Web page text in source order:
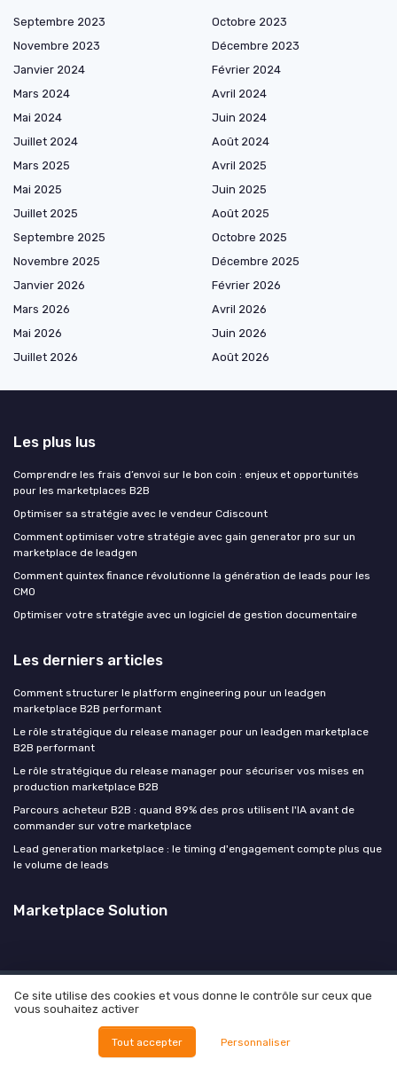
Septembre 2023
Octobre 2023
Novembre 2023
Décembre 2023
Janvier 2024
Février 2024
Mars 2024
Avril 2024
Mai 2024
Juin 2024
Juillet 2024
Août 2024
Mars 2025
Avril 2025
Mai 2025
Juin 2025
Juillet 2025
Août 2025
Septembre 2025
Octobre 2025
Novembre 2025
Décembre 2025
Janvier 2026
Février 2026
Mars 2026
Avril 2026
Mai 2026
Juin 2026
Juillet 2026
Août 2026
Les plus lus
Comprendre les frais d’envoi sur le bon coin : enjeux et opportunités
pour les marketplaces B2B
Optimiser sa stratégie avec le vendeur Cdiscount
Comment optimiser votre stratégie avec gain generator pro sur un
marketplace de leadgen
Comment quintex finance révolutionne la génération de leads pour les
CMO
Optimiser votre stratégie avec un logiciel de gestion documentaire
Les derniers articles
Comment structurer le platform engineering pour un leadgen
marketplace B2B performant
Le rôle stratégique du release manager pour un leadgen marketplace
B2B performant
Le rôle stratégique du release manager pour sécuriser vos mises en
production marketplace B2B
Parcours acheteur B2B : quand 89% des pros utilisent l'IA avant de
commander sur votre marketplace
Lead generation marketplace : le timing d'engagement compte plus que
le volume de leads
Marketplace Solution
Mentions légales Politique de confidentialité
Culture
Manifesto
Carrière
© Marketplace Solution 2026
Ce site utilise des cookies et vous donne le contrôle sur ceux que
vous souhaitez activer
Tout accepter Personnaliser